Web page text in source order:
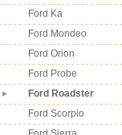
Ford Ka
Ford Mondeo
Ford Orion
Ford Probe
Ford Roadster
Ford Scorpio